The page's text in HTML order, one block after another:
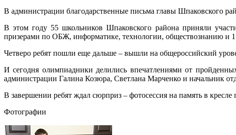
В администрации благодарственные письма главы Шпаковского
В этом году 55 школьников Шпаковского района приняли
призерами по ОБЖ, информатике, технологии, обществознанию
Четверо ребят пошли еще дальше – вышли на общероссийский
И сегодня олимпиадники делились впечатлениями от
администрации Галина Козюра, Светлана Марченко и начальник
В завершении ребят ждал сюрприз – фотосессия на память в
Фотографии